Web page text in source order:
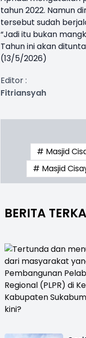
tahun 2022. Namun
tersebut sudah
“Jadi itu bukan
Tahun ini akan
(13/5/2026)
Editor :
Fitriansyah
# Masjid
# Masjid
BERITA